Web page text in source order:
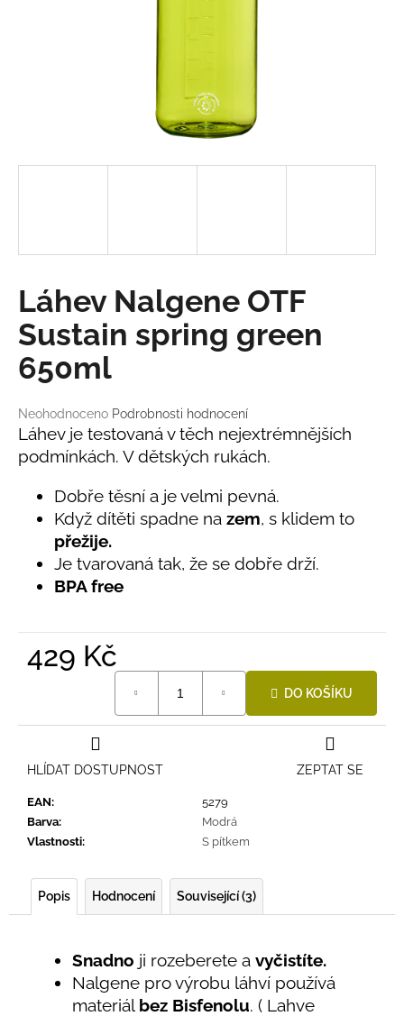
Průměrné
hodnocení
produktu
je
hvězdiček.
Neohodnoceno Podrobnosti hodnocení
Láhev Nalgene OTF
Sustain spring green
650ml
Láhev je testovaná v těch nejextrémnějších
podmínkách. V dětských rukách.
Dobře těsní a je velmi pevná.
Když dítěti spadne na zem, s klidem to
přežije.
Je tvarovaná tak, že se dobře drží.
BPA free
429 Kč
DO KOŠÍKU
EAN:
5279
Barva:
Modrá
Vlastnosti: S pítkem
ZEPTAT SE
HLÍDAT DOSTUPNOST
Popis Hodnocení Související (3)
Snadno ji rozeberete a vyčistíte.
Nalgene pro výrobu láhví používá
materiál bez Bisfenolu. ( Lahve
D
o
p
o
r
č
u
j
e
LETNÍ
RYCHLESCHNOUCÍ
KALHOTY
Kč